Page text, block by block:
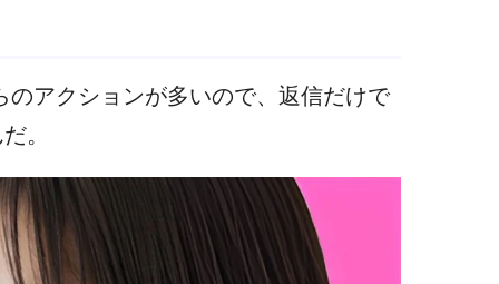
のアクションが多いので、返信だけで
。